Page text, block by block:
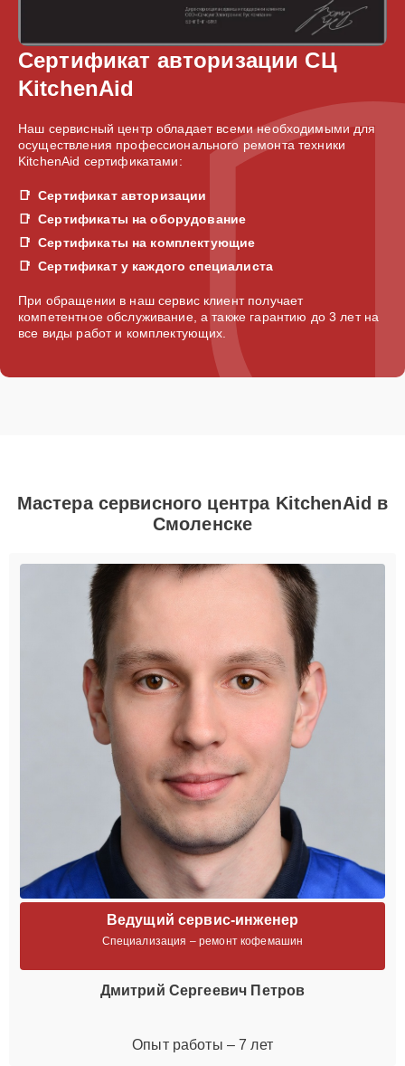
Сертификат авторизации СЦ
KitchenAid
Наш сервисный центр обладает всеми необходимыми для
осуществления профессионального ремонта техники
KitchenAid сертификатами:
Сертификат авторизации
Сертификаты на оборудование
Сертификаты на комплектующие
Сертификат у каждого специалиста
При обращении в наш сервис клиент получает
компетентное обслуживание, а также гарантию до 3 лет на
все виды работ и комплектующих.
Мастера сервисного центра KitchenAid в
Смоленске
Ведущий сервис-инженер
Специализация – ремонт кофемашин
Дмитрий Сергеевич Петров
Опыт работы – 7 лет